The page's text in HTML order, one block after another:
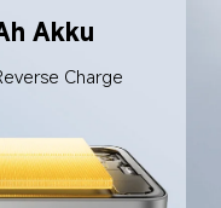
Akku
Charge